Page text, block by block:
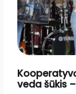
veda šūkis